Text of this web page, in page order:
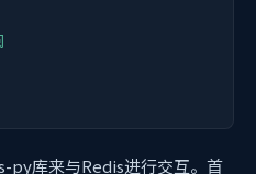
py库来与Redis进行交互。首